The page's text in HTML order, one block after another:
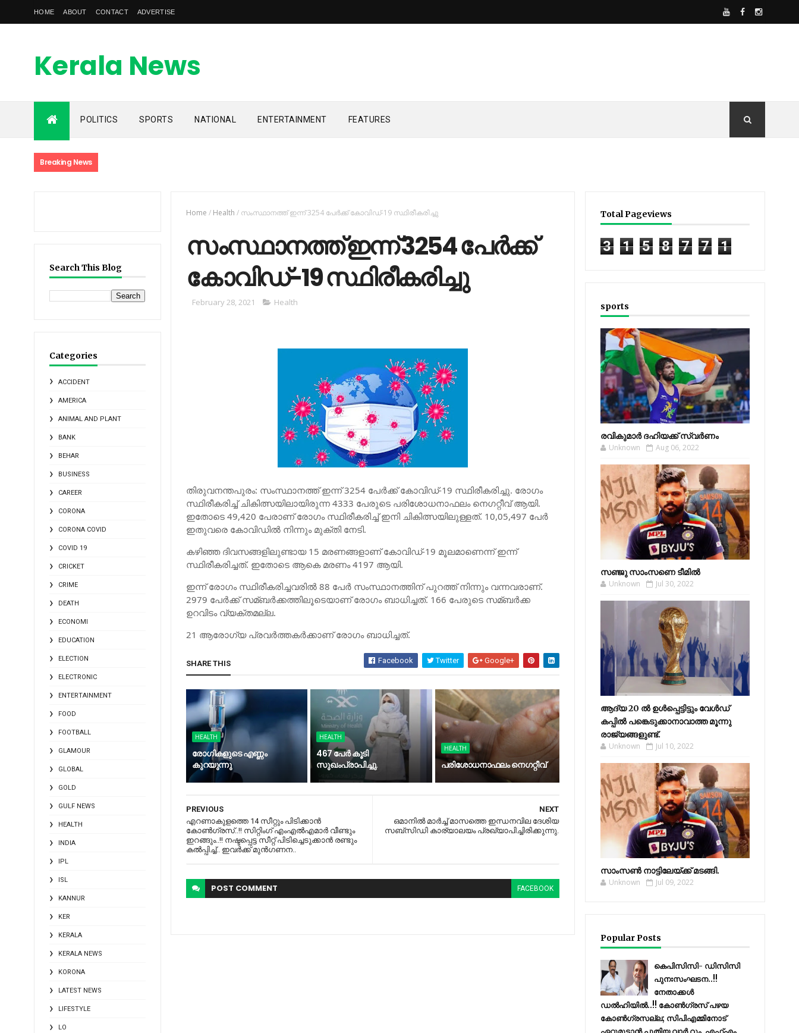
HOME ABOUT CONTACT ADVERTISE
Kerala News
Feed
kerala news feed is the one of the best malayalam online
POLITICS SPORTS NATIONAL ENTERTAINMENT FEATURES
Breaking News
Search This Blog
Categories
ACCIDENT
AMERICA
ANIMAL AND PLANT
BANK
BEHAR
BUSINESS
CAREER
CORONA
CORONA COVID
COVID 19
CRICKET
CRIME
DEATH
ECONOMI
EDUCATION
ELECTION
ELECTRONIC
ENTERTAINMENT
FOOD
FOOTBALL
GLAMOUR
GLOBAL
GOLD
GULF NEWS
HEALTH
INDIA
IPL
ISL
KANNUR
KER
KERALA
KERALA NEWS
KORONA
LATEST NEWS
LIFESTYLE
LO
Home / Health / സംസ്ഥാനത്ത് ഇന്ന് 3254 പേര്‍ക്ക് കോവിഡ്-19 സ്ഥിരീകരിച്ചു
സംസ്ഥാനത്ത് ഇന്ന് 3254 പേര്‍ക്ക്
കോവിഡ്-19 സ്ഥിരീകരിച്ചു
February 28, 2021 Health
തിരുവനന്തപുരം: സംസ്ഥാനത്ത് ഇന്ന് 3254 പേര്‍ക്ക് കോവിഡ്-19 സ്ഥിരീകരിച്ചു. രോഗം
സ്ഥിരീകരിച്ച്‌ ചികിത്സയിലായിരുന്ന 4333 പേരുടെ പരിശോധനാഫലം നെഗറ്റീവ് ആയി.
ഇതോടെ 49,420 പേരാണ് രോഗം സ്ഥിരീകരിച്ച്‌ ഇനി ചികിത്സയിലുള്ളത്. 10,05,497 പേര്‍
ഇതുവരെ കോവിഡില്‍ നിന്നും മുക്തി നേടി.
കഴിഞ്ഞ ദിവസങ്ങളിലുണ്ടായ 15 മരണങ്ങളാണ് കോവിഡ്-19 മൂലമാണെന്ന് ഇന്ന്
സ്ഥിരീകരിച്ചത്. ഇതോടെ ആകെ മരണം 4197 ആയി.
ഇന്ന് രോഗം സ്ഥിരീകരിച്ചവരില്‍ 88 പേര്‍ സംസ്ഥാനത്തിന് പുറത്ത് നിന്നും വന്നവരാണ്.
2979 പേര്‍ക്ക് സമ്ബര്‍ക്കത്തിലൂടെയാണ് രോഗം ബാധിച്ചത്. 166 പേരുടെ സമ്ബര്‍ക്ക
ഉറവിടം വ്യക്തമല്ല.
21 ആരോഗ്യ പ്രവര്‍ത്തകര്‍ക്കാണ് രോഗം ബാധിച്ചത്.
SHARE THIS Facebook Twitter Google+
HEALTH
രോഗികളുടെ എണ്ണം
കുറയുന്നു
HEALTH
467 പേര്‍ കൂടി
സുഖംപ്രാപിച്ചു.
HEALTH
പ​രി​ശോ​ധ​നാ​ഫ​ലം നെ​ഗ​റ്റീ​വ്
NEXT
ഒമാനില്‍ മാര്‍ച്ച്‌ മാസത്തെ ഇന്ധനവില ദേശിയ
സബ്‌സിഡി കാര്യാലയം പ്രഖ്യാപിച്ചിരിക്കുന്നു.
PREVIOUS
എറണാകുളത്തെ 14 സീറ്റും പിടിക്കാൻ
കോൺഗ്രസ്..!! സിറ്റിംഗ് എംഎൽഎമാർ വീണ്ടും
ഇറങ്ങും..!! നഷ്ടപ്പെട്ട സീറ്റ് പിടിച്ചെടുക്കാൻ രണ്ടും
കൽപ്പിച്ച്.. ഇവർക്ക് മുൻഗണന..
POST COMMENT FACEBOOK
Total Pageviews
3 1 5 8 7 7 1
sports
രവികുമാര്‍ ദഹിയക്ക് സ്വര്‍ണം
Unknown Aug 06, 2022
സഞ്ജു സാംസണെ ടീമില്‍
Unknown Jul 30, 2022
ആദ്യ 20 ല്‍ ഉള്‍പ്പെട്ടിട്ടും വേള്‍ഡ്
കപ്പില്‍ പങ്കെടുക്കാനാവാത്ത മൂന്നു
രാജ്യങ്ങളുണ്ട്.
Unknown Jul 10, 2022
സാംസണ്‍ നാട്ടിലേയ്‌ക്ക് മടങ്ങി.
Unknown Jul 09, 2022
Popular Posts
കെപിസിസി- ഡിസിസി
പുനഃസംഘടന..!!
നേതാക്കൾ
ഡൽഹിയിൽ..!! കോണ്‍ഗ്രസ് പഴയ
കോണ്‍ഗ്രസല്ല; സിപിഎമ്മിനോട്